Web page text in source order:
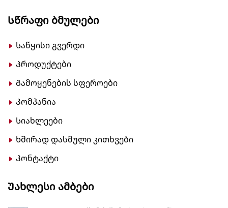
Სწრაფი Ბმულები
Საწყისი გვერდი
Პროდუქტები
Გამოყენების სფეროები
Კომპანია
Სიახლეები
Ხშირად დასმული კითხვები
Კონტაქტი
Უახლესი Ამბები